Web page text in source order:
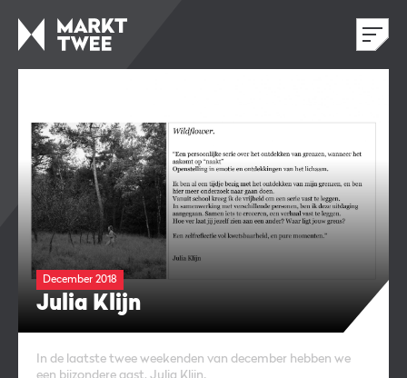
December 2018
Julia Klijn
In de laatste twee weekenden van december hebben we
een bijzondere gast, Julia Klijn.